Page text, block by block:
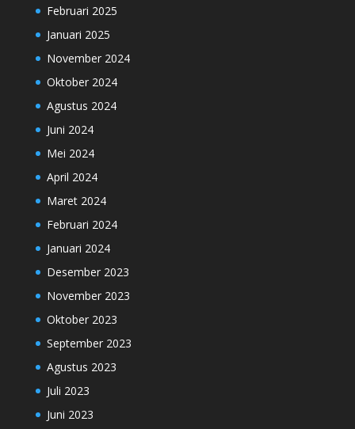
Februari 2025
Januari 2025
November 2024
Oktober 2024
Agustus 2024
Juni 2024
Mei 2024
April 2024
Maret 2024
Februari 2024
Januari 2024
Desember 2023
November 2023
Oktober 2023
September 2023
Agustus 2023
Juli 2023
Juni 2023